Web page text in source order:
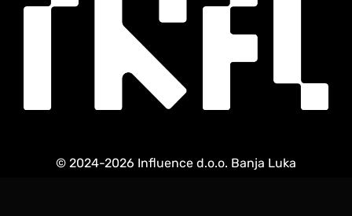
© 2024-2026 Influence d.o.o. Banja Luka